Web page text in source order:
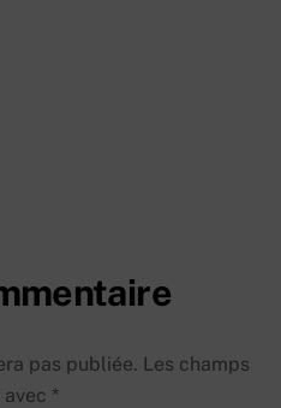
pas publiée. Les champs
*